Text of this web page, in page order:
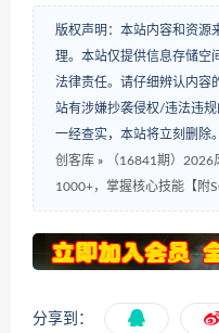
版权声明：本站内容和资源
理。本站仅提供信息存储空
法律责任。请仔细辨认内容
站有涉嫌抄袭侵权/违法违规
一经查实，本站将立刻删除。
创客库 »
（16841期）
1000+，掌握核心技能【附
分享到：